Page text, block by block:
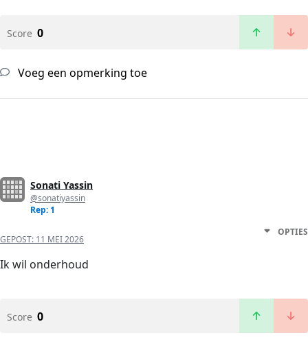
Score 0
Voeg een opmerking toe
Sonati Yassin
@sonatiyassin
Rep: 1
GEPOST: 11 MEI 2026
OPTIES
Ik wil onderhoud
Score 0